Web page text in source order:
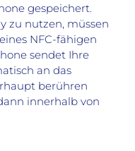
gespeichert.
zu nutzen, müssen
NFC-fähigen
sendet Ihre
an das
berühren
innerhalb von